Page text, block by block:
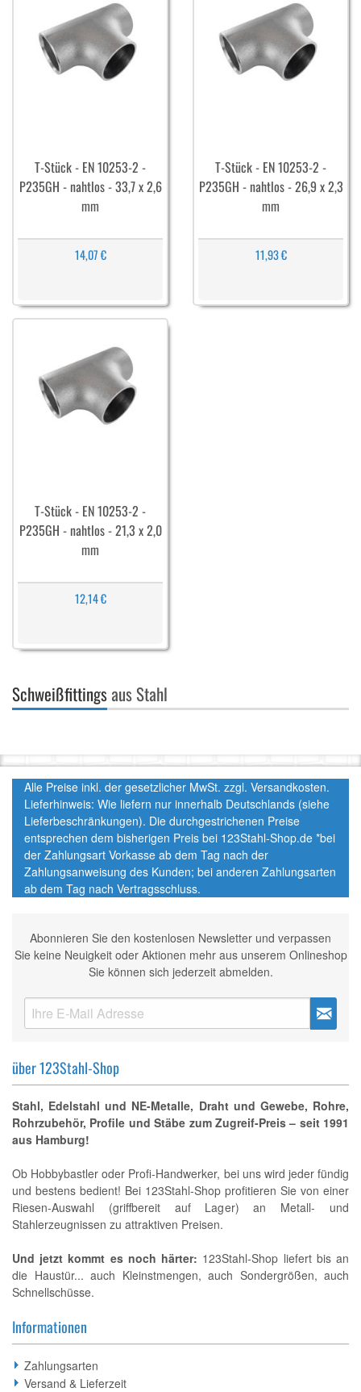
T-Stück - EN 10253-2 -
P235GH - nahtlos - 33,7 x 2,6
mm
14,07 €
T-Stück - EN 10253-2 -
P235GH - nahtlos - 26,9 x 2,3
mm
11,93 €
T-Stück - EN 10253-2 -
P235GH - nahtlos - 21,3 x 2,0
mm
12,14 €
Schweißfittingsaus Stahl
Alle Preise inkl. der gesetzlicher MwSt. zzgl. Versandkosten.
Lieferhinweis: Wie liefern nur innerhalb Deutschlands (siehe
Lieferbeschränkungen). Die durchgestrichenen Preise
entsprechen dem bisherigen Preis bei 123Stahl-Shop.de *bei
der Zahlungsart Vorkasse ab dem Tag nach der
Zahlungsanweisung des Kunden; bei anderen Zahlungsarten
ab dem Tag nach Vertragsschluss.
Abonnieren Sie den kostenlosen Newsletter und verpassen
Sie keine Neuigkeit oder Aktionen mehr aus unserem Onlineshop
Sie können sich jederzeit abmelden.
über 123Stahl-Shop
Stahl, Edelstahl und NE-Metalle, Draht und Gewebe, Rohre,
Rohrzubehör, Profile und Stäbe zum Zugreif-Preis – seit 1991
aus Hamburg!
Ob Hobbybastler oder Profi-Handwerker, bei uns wird jeder fündig
und bestens bedient! Bei 123Stahl-Shop profitieren Sie von einer
Riesen-Auswahl (griffbereit auf Lager) an Metall- und
Stahlerzeugnissen zu attraktiven Preisen.
Und jetzt kommt es noch härter: 123Stahl-Shop liefert bis an
die Haustür... auch Kleinstmengen, auch Sondergrößen, auch
Schnellschüsse.
Informationen
Zahlungsarten
Versand & Lieferzeit